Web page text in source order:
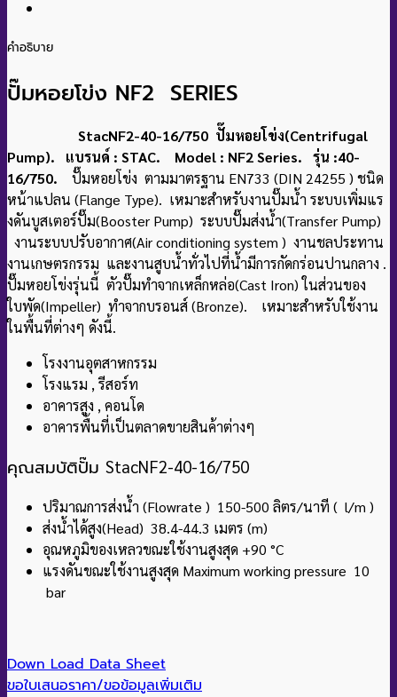
คำอธิบาย
ปั๊มหอยโข่ง NF2 SERIES
StacNF2-40-16/750 ปั๊มหอยโข่ง(Centrifugal
Pump). แบรนด์ : STAC. Model : NF2 Series. รุ่น :40-
16/750. ปั๊มหอยโข่ง ตามมาตรฐาน EN733 (DIN 24255 ) ชนิด
หน้าแปลน (Flange Type). เหมาะสําหรับงานปั๊มน้ำ ระบบเพิ่มแร
งดันบูสเตอร์ปั๊ม(Booster Pump) ระบบปั๊มส่งน้ำ(Transfer Pump)
งานระบบปรับอากาศ(Air conditioning system ) งานชลประทาน
งานเกษตรกรรม และงานสูบน้ําทั่วไปที่น้ํามีการกัดกร่อนปานกลาง .
ปั๊มหอยโข่งรุ่นนี้ ตัวปั๊มทำจากเหล็กหล่อ(Cast Iron) ในส่วนของ
ใบพัด(Impeller) ทําจากบรอนส์ (Bronze). เหมาะสําหรับใช้งาน
ในพื้นที่ต่างๆ ดังนี้.
โรงงานอุตสาหกรรม
โรงแรม , รีสอร์ท
อาคารสูง , คอนโด
อาคารพื้นที่เป็นตลาดขายสินค้าต่างๆ
คุณสมบัติปั๊ม StacNF2-40-16/750
ปริมาณการส่งน้ำ (Flowrate ) 150-500 ลิตร/นาที ( l/m )
ส่งน้ำได้สูง(Head) 38.4-44.3 เมตร (m)
อุณหภูมิของเหลวขณะใช้งานสูงสุด +90 °C
แรงดันขณะใช้งานสูงสุด Maximum working pressure 10
bar
Down Load Data Sheet
ขอใบเสนอราคา/ขอข้อมูลเพิ่มเติม